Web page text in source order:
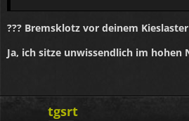
??? Bremsklotz vor deinem Kieslaster
Ja, ich sitze unwissendlich im hohen
tgsrt